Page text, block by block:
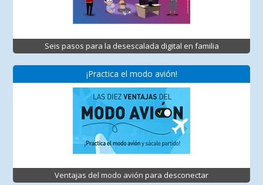
Seis pasos para la desescalada digital en familia
¡Practica el modo avión!
Ventajas del modo avión para desconectar